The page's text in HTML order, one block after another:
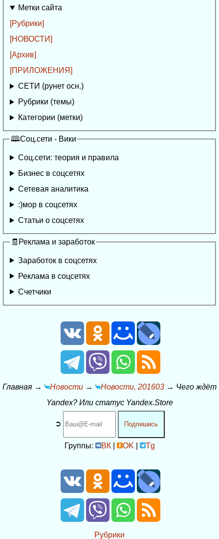
Метки сайта
[Рубрики]
[НОВОСТИ]
[Архив]
[ПРИЛОЖЕНИЯ]
СЕТИ (рунет осн.)
Рубрики (темы)
Категории (метки)
🕮Соц.сети - Вики
Соц.сети: теория и правила
Бизнес в соцсетях
Сетевая аналитика
:)мор в соцсетях
Статьи о соцсетях
🧾Реклама и заработок
Заработок в соцсетях
Реклама в соцсетях
Счетчики
Главная → Новости → Новости, 201603 → Чего ждёт
Yandex? Или статус Yandex.Store
➲ Подпишись
Группы: ВК| OK Tg
Рубрики